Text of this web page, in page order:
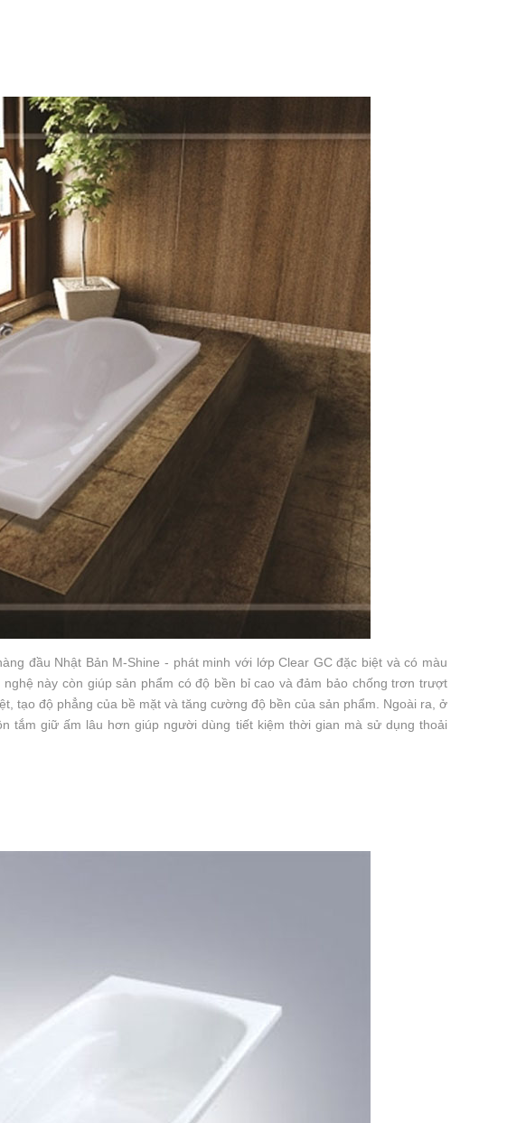
đầu Nhật Bản M-Shine - phát minh với lớp Clear GC đặc biệt và có màu
này còn giúp sản phẩm có độ bền bỉ cao và đảm bảo chống trơn trượt
tạo độ phẳng của bề mặt và tăng cường độ bền của sản phẩm. Ngoài ra, ở
tắm giữ ấm lâu hơn giúp người dùng tiết kiệm thời gian mà sử dụng thoải